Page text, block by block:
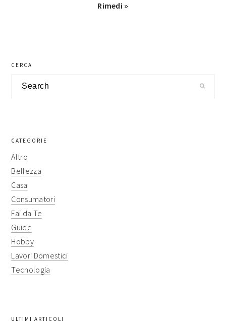
Rimedi​ »
primary
sidebar
CERCA
Search
CATEGORIE
Altro
Bellezza
Casa
Consumatori
Fai da Te
Guide
Hobby
Lavori Domestici
Tecnologia
ULTIMI ARTICOLI